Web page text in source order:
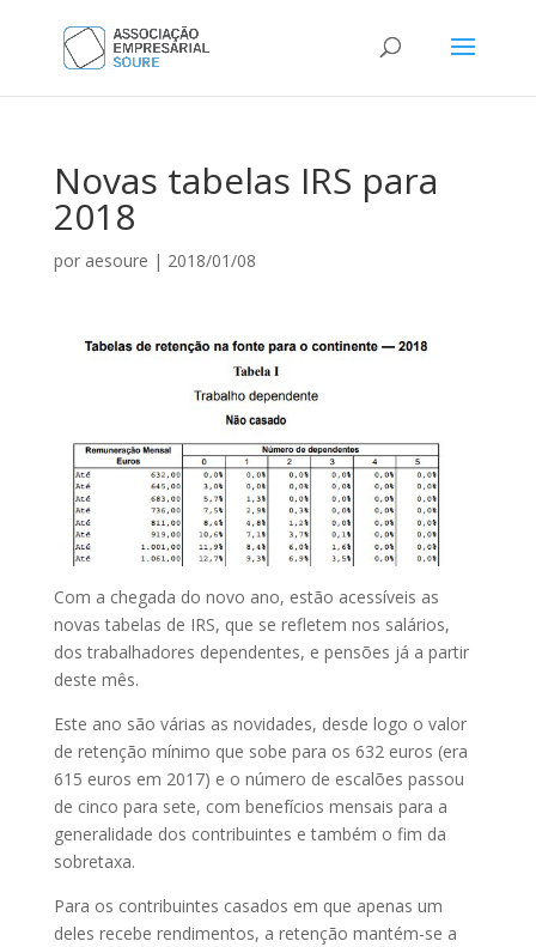
Novas tabelas IRS para
2018
por aesoure | 2018/01/08
Com a chegada do novo ano, estão acessíveis as
novas tabelas de IRS, que se refletem nos salários,
dos trabalhadores dependentes, e pensões já a partir
deste mês.
Este ano são várias as novidades, desde logo o valor
de retenção mínimo que sobe para os 632 euros (era
615 euros em 2017) e o número de escalões passou
de cinco para sete, com benefícios mensais para a
generalidade dos contribuintes e também o fim da
sobretaxa.
Para os contribuintes casados em que apenas um
deles recebe rendimentos, a retenção mantém-se a